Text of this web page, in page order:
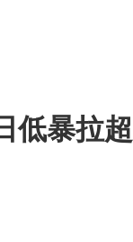
低暴拉